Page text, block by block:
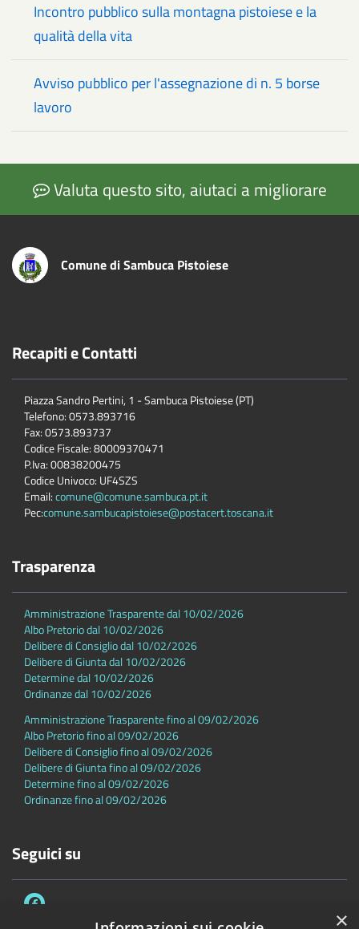
Incontro pubblico sulla montagna pistoiese e la
qualità della vita
Avviso pubblico per l'assegnazione di n. 5 borse
lavoro
Valuta questo sito, aiutaci a migliorare
Comune di Sambuca Pistoiese
Recapiti e Contatti
Piazza Sandro Pertini, 1 - Sambuca Pistoiese (PT)
Telefono: 0573.893716
Fax: 0573.893737
Codice Fiscale: 80009370471
P.Iva: 00838200475
Codice Univoco: UF4SZS
Email:comune@comune.sambuca.pt.it
Pec:comune.sambucapistoiese@postacert.toscana.it
Trasparenza
Amministrazione Trasparente dal 10/02/2026
Albo Pretorio dal 10/02/2026
Delibere di Consiglio dal 10/02/2026
Delibere di Giunta dal 10/02/2026
Determine dal 10/02/2026
Ordinanze dal 10/02/2026
Amministrazione Trasparente fino al 09/02/2026
Albo Pretorio fino al 09/02/2026
Delibere di Consiglio fino al 09/02/2026
Delibere di Giunta fino al 09/02/2026
Determine fino al 09/02/2026
Ordinanze fino al 09/02/2026
Seguici su
×